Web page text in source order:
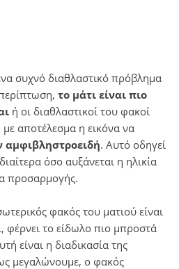
συχνό διαθλαστικό πρόβλημα
το μάτι είναι πιο
ή οι διαθλαστικοί του φακοί
με αποτέλεσμα η εικόνα να
. Αυτό οδηγεί
όσο αυξάνεται η ηλικία
προσαρμογής.
φακός του ματιού είναι
φέρνει το είδωλο πιο μπροστά
είναι η διαδικασία της
μεγαλώνουμε, ο φακός